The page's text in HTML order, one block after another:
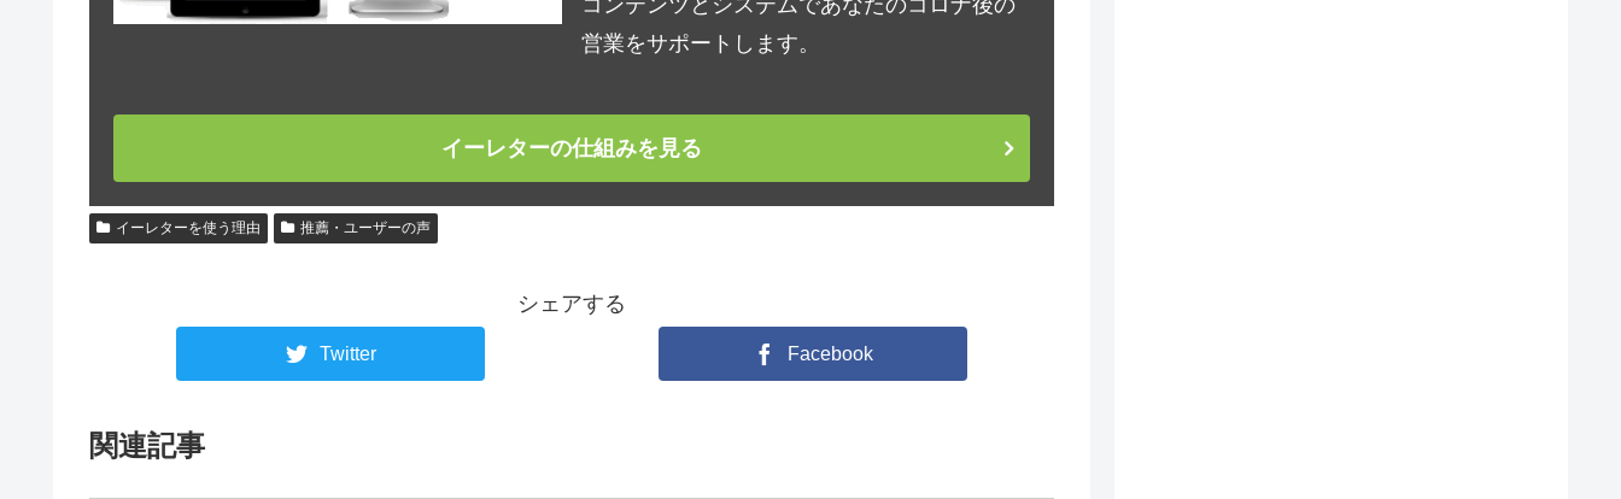
営業をサポートします。
イーレターの仕組みを見る
イーレターを使う理由 推薦・ユーザーの声
シェアする
Twitter Facebook
関連記事